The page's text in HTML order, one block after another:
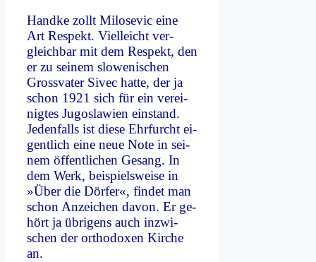
Hand­ke zollt Mi­lo­se­vic ei­ne
Art Re­spekt. Viel­leicht ver­
gleich­bar mit dem Re­spekt, den
er zu sei­nem slo­we­ni­schen
Gross­va­ter Sivec hat­te, der ja
schon 1921 sich für ein ver­ei­
nig­tes Ju­go­sla­wi­en ein­stand.
Je­den­falls ist die­se Ehr­furcht ei­
gent­lich ei­ne neue No­te in sei­
nem öf­fent­li­chen Ge­sang. In
dem Werk, bei­spiels­wei­se in
»Über die Dör­fer«, fin­det man
schon An­zei­chen da­von. Er ge­
hört ja üb­ri­gens auch in­zwi­
schen der or­tho­do­xen Kir­che
an.